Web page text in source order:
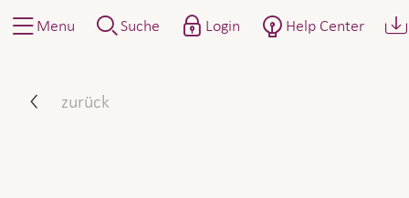
Menu Suche Login Help Center
zurück